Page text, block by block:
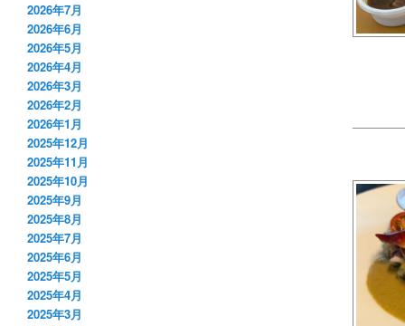
2026年7月
2026年6月
2026年5月
2026年4月
2026年3月
2026年2月
2026年1月
2025年12月
2025年11月
2025年10月
2025年9月
2025年8月
2025年7月
2025年6月
2025年5月
2025年4月
2025年3月